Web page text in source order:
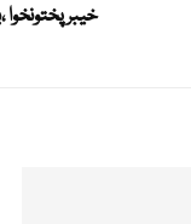
خیبر پختونخوا